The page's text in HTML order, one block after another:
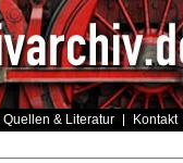
Quellen & Literatur Kontakt